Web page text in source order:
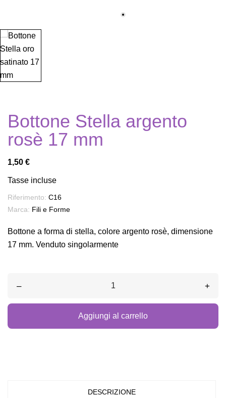
Bottone Stella argento
rosè 17 mm
1,50 €
Tasse incluse
Riferimento: C16
Marca: Fili e Forme
Bottone a forma di stella, colore argento rosè, dimensione
17 mm. Venduto singolarmente
– +
Aggiungi al carrello
DESCRIZIONE